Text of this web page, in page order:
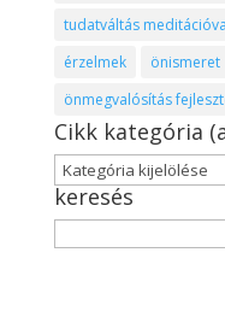
tudatváltás
érzelmek
önismeret
önmegvalósítás
Cikk kategória
Cikk
kategória
(angol,
magyar)
keresés